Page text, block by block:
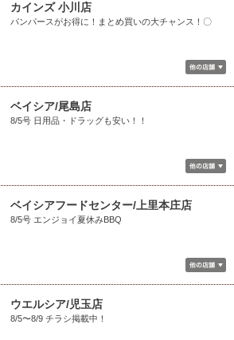
カインズ 小川店
パンパースがお得に！まとめ買いの大チャンス！〇
ベイシア/尾島店
8/5号 日用品・ドラッグも安い！！
ベイシアフードセンター/上里本庄店
8/5号 エンジョイ夏休みBBQ
ウエルシア/児玉店
8/5〜8/9 チラシ掲載中！